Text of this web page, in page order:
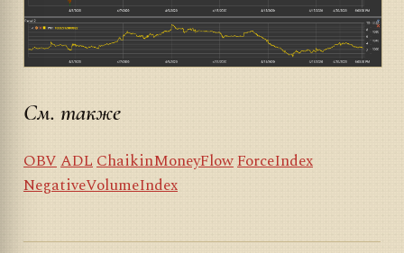
См. также
OBVADLChaikinMoneyFlowForceIndex
NegativeVolumeIndex